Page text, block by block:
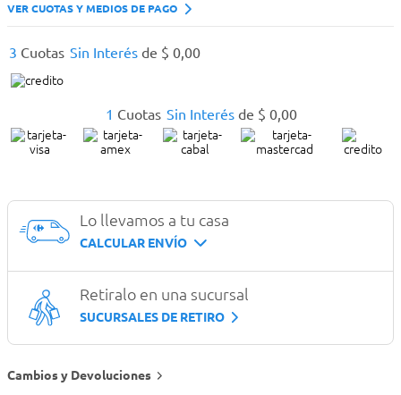
VER CUOTAS Y MEDIOS DE PAGO
1 Cuotas Sin Interés de $ 0,00
3 Cuotas Sin Interés de $ 0,00
Lo llevamos a tu casa
CALCULAR ENVÍO
Retiralo en una sucursal
SUCURSALES DE RETIRO
Cambios y Devoluciones